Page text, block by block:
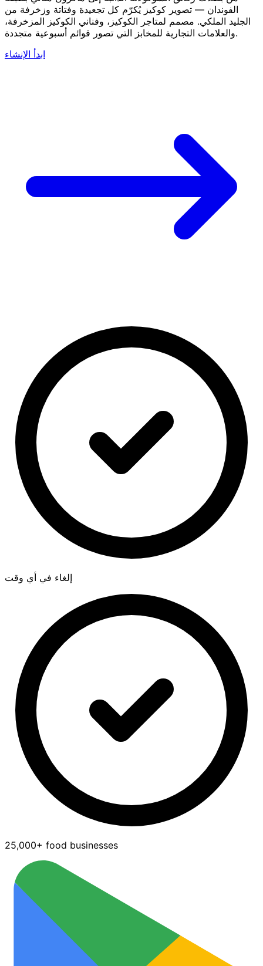
الفوندان — تصوير كوكيز يُكرّم كل تجعيدة وفتاتة وزخرفة من
الجليد الملكي. مصمم لمتاجر الكوكيز، وفناني الكوكيز المزخرفة،
والعلامات التجارية للمخابز التي تصور قوائم أسبوعية متجددة.
ابدأ الإنشاء
إلغاء في أي وقت
25,000+ food businesses